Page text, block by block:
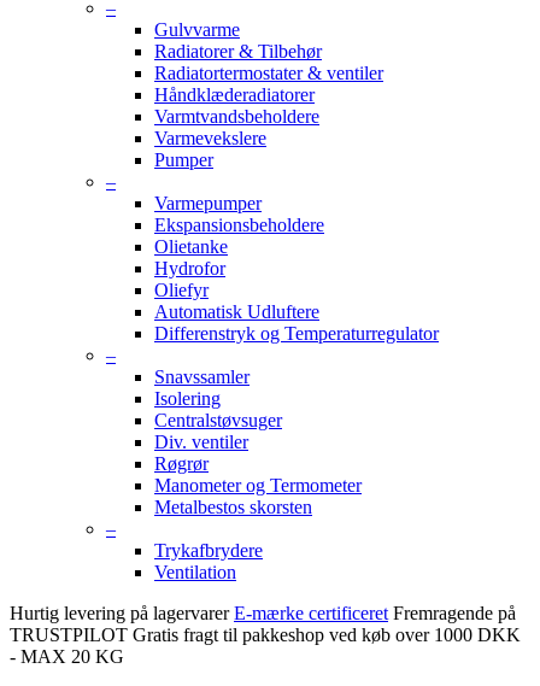
–
Gulvvarme
Radiatorer & Tilbehør
Radiatortermostater & ventiler
Håndklæderadiatorer
Varmtvandsbeholdere
Varmevekslere
Pumper
–
Varmepumper
Ekspansionsbeholdere
Olietanke
Hydrofor
Oliefyr
Automatisk Udluftere
Differenstryk og Temperaturregulator
–
Snavssamler
Isolering
Centralstøvsuger
Div. ventiler
Røgrør
Manometer og Termometer
Metalbestos skorsten
–
Trykafbrydere
Ventilation
Hurtig levering på lagervarer E-mærke certificeret Fremragende på
TRUSTPILOT Gratis fragt til pakkeshop ved køb over 1000 DKK
- MAX 20 KG